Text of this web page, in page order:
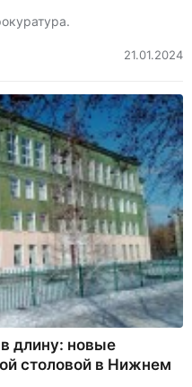
21.01.2024
длину: новые
столовой в Нижнем